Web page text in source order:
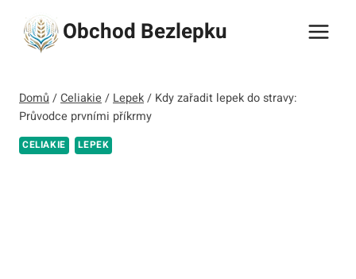
obsah
Obchod Bezlepku
Domů /Celiakie / Lepek/ Kdy zařadit lepek do stravy:
Průvodce prvními příkrmy
CELIAKIE LEPEK